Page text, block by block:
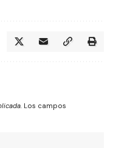
Los campos